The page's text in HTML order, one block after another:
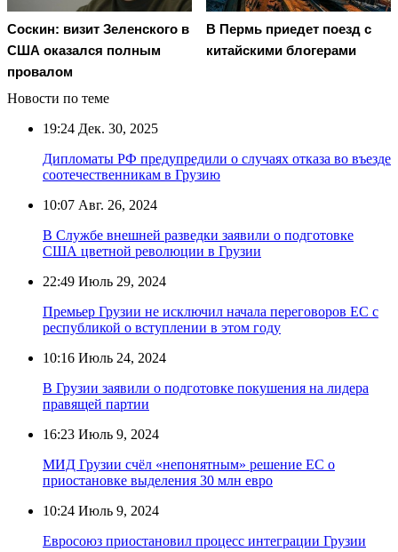
Соскин: визит Зеленского в
США оказался полным
провалом
В Пермь приедет поезд с
китайскими блогерами
Новости по теме
19:24 Дек. 30, 2025
Дипломаты РФ предупредили о случаях отказа во въезде
соотечественникам в Грузию
10:07 Авг. 26, 2024
В Службе внешней разведки заявили о подготовке
США цветной революции в Грузии
22:49 Июль 29, 2024
Премьер Грузии не исключил начала переговоров ЕС с
республикой о вступлении в этом году
10:16 Июль 24, 2024
В Грузии заявили о подготовке покушения на лидера
правящей партии
16:23 Июль 9, 2024
МИД Грузии счёл «непонятным» решение ЕС о
приостановке выделения 30 млн евро
10:24 Июль 9, 2024
Евросоюз приостановил процесс интеграции Грузии